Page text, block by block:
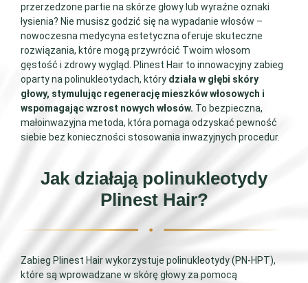
przerzedzone partie na skórze głowy lub wyraźne oznaki
łysienia? Nie musisz godzić się na wypadanie włosów –
nowoczesna medycyna estetyczna oferuje skuteczne
rozwiązania, które mogą przywrócić Twoim włosom
gęstość i zdrowy wygląd. Plinest Hair to innowacyjny zabieg
oparty na polinukleotydach, który działa w głębi skóry
głowy, stymulując regenerację mieszków włosowych i
wspomagając wzrost nowych włosów. To bezpieczna,
małoinwazyjna metoda, która pomaga odzyskać pewność
siebie bez konieczności stosowania inwazyjnych procedur.
Jak działają polinukleotydy
Plinest Hair?
Zabieg Plinest Hair wykorzystuje polinukleotydy (PN-HPT),
które są wprowadzane w skórę głowy za pomocą